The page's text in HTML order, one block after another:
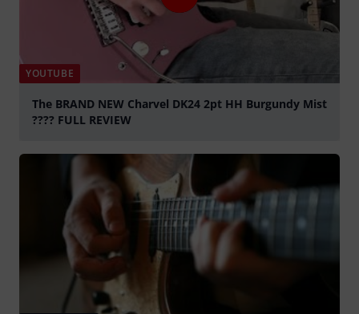
YOUTUBE
The BRAND NEW Charvel DK24 2pt HH Burgundy Mist
???? FULL REVIEW